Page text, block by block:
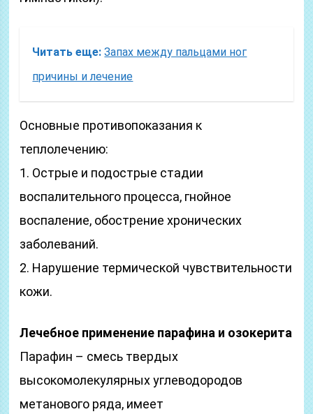
Читать еще: Запах между пальцами ног
причины и лечение
Основные противопоказания к
теплолечению:
1. Острые и подострые стадии
воспалительного процесса, гнойное
воспаление, обострение хронических
заболеваний.
2. Нарушение термической чувствительности
кожи.
Лечебное применение парафина и озокерита
Парафин – смесь твердых
высокомолекулярных углеводородов
метанового ряда, имеет